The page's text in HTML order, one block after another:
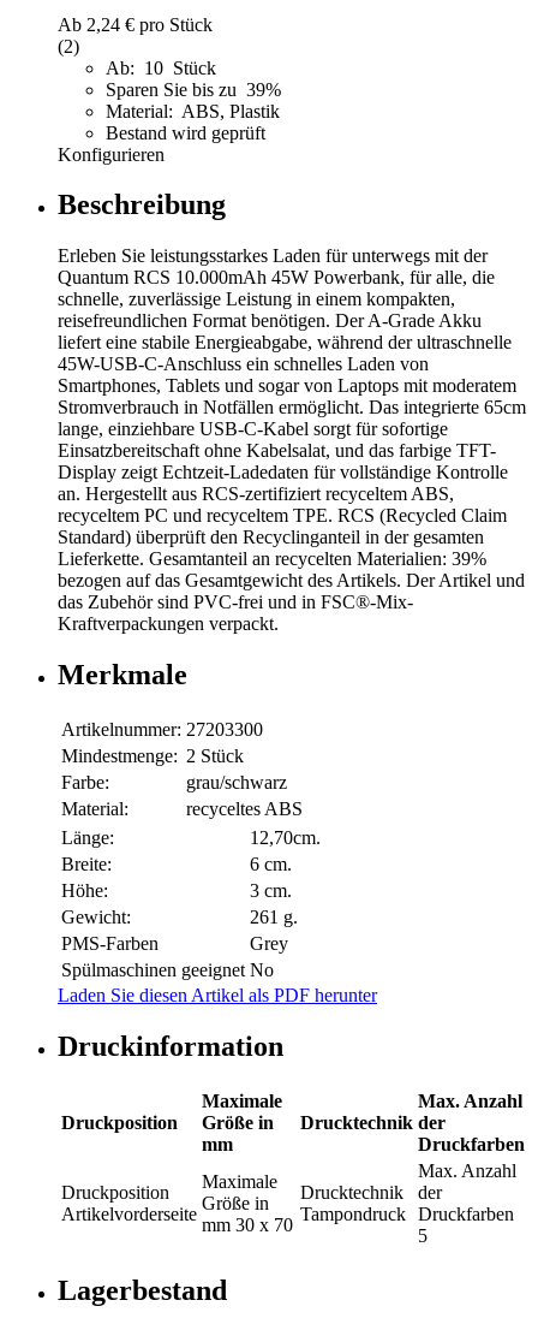
Ab 2,24 € pro Stück
(2)
Ab: 10 Stück
Sparen Sie bis zu 39%
Material: ABS, Plastik
Bestand wird geprüft
Konfigurieren
Beschreibung
Erleben Sie leistungsstarkes Laden für unterwegs mit der
Quantum RCS 10.000mAh 45W Powerbank, für alle, die
schnelle, zuverlässige Leistung in einem kompakten,
reisefreundlichen Format benötigen. Der A-Grade Akku
liefert eine stabile Energieabgabe, während der ultraschnelle
45W-USB-C-Anschluss ein schnelles Laden von
Smartphones, Tablets und sogar von Laptops mit moderatem
Stromverbrauch in Notfällen ermöglicht. Das integrierte 65cm
lange, einziehbare USB-C-Kabel sorgt für sofortige
Einsatzbereitschaft ohne Kabelsalat, und das farbige TFT-
Display zeigt Echtzeit-Ladedaten für vollständige Kontrolle
an. Hergestellt aus RCS-zertifiziert recyceltem ABS,
recyceltem PC und recyceltem TPE. RCS (Recycled Claim
Standard) überprüft den Recyclinganteil in der gesamten
Lieferkette. Gesamtanteil an recycelten Materialien: 39%
bezogen auf das Gesamtgewicht des Artikels. Der Artikel und
das Zubehör sind PVC-frei und in FSC®-Mix-
Kraftverpackungen verpackt.
Merkmale
Artikelnummer: 27203300
Mindestmenge: 2 Stück
Farbe:
grau/schwarz
Material:
recyceltes ABS
Länge:
12,70cm.
Breite:
6 cm.
Höhe:
3 cm.
Gewicht:
261 g.
PMS-Farben
Grey
Spülmaschinen geeignet No
Laden Sie diesen Artikel als PDF herunter
Druckinformation
Druckposition
Maximale
Größe in
mm
Drucktechnik
Max. Anzahl
der
Druckfarben
Druckposition
Artikelvorderseite
Maximale
Größe in
mm 30 x 70
Drucktechnik
Tampondruck
Max. Anzahl
der
Druckfarben
5
Lagerbestand